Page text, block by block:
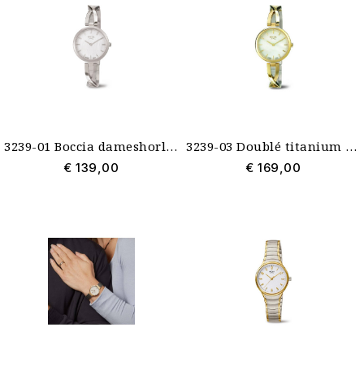
3239-01 Boccia dameshorloge saffierglas titanium parelmoer wijzerplaat
€ 139,00
3239-03 Doublé titanium dameshorloge saffierglas Boccia
€ 169,00